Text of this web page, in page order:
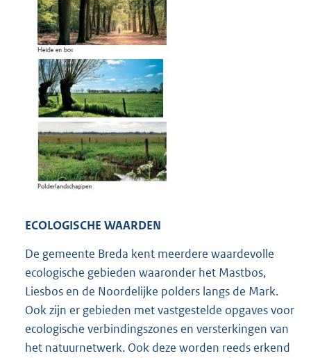
ECOLOGISCHE WAARDEN
De gemeente Breda kent meerdere waardevolle
ecologische gebieden waaronder het Mastbos,
Liesbos en de Noordelijke polders langs de Mark.
Ook zijn er gebieden met vastgestelde opgaves voor
ecologische verbindingszones en versterkingen van
het natuurnetwerk. Ook deze worden reeds erkend